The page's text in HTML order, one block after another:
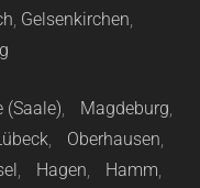
, Gelsenkirchen,
(Saale), Magdeburg,
, Oberhausen,
, Hagen, Hamm,